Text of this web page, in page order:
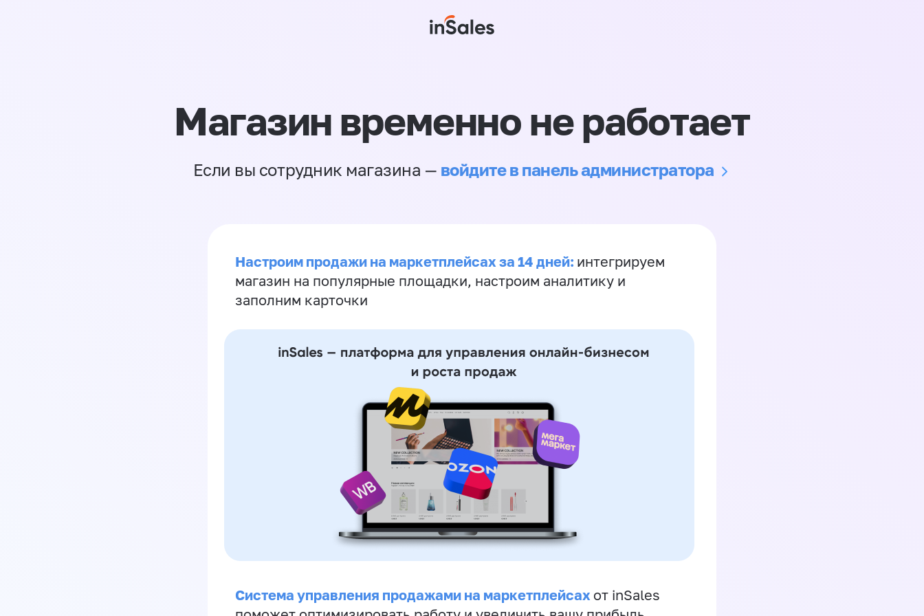
Магазин временно не работает
Если вы сотрудник магазина — войдите в панель администратора
Настроим продажи на маркетплейсах за 14 дней: интегрируем
магазин на популярные площадки, настроим аналитику и
заполним карточки
Система управления продажами на маркетплейсах от inSales